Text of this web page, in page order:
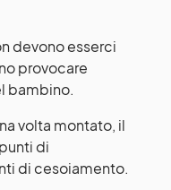
devono esserci
provocare
bambino.
volta montato, il
di
di cesoiamento.